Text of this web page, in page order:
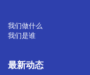
我们做什么
我们是谁
最新动态